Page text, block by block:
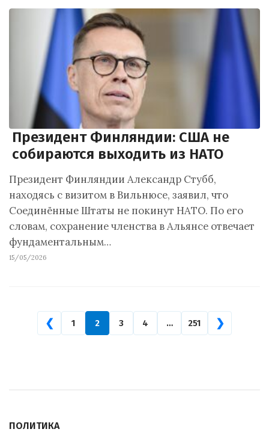
Президент Финляндии: США не
собираются выходить из НАТО
Президент Финляндии Александр Стубб,
находясь с визитом в Вильнюсе, заявил, что
Соединённые Штаты не покинут НАТО. По его
словам, сохранение членства в Альянсе отвечает
фундаментальным…
15/05/2026
❮ 1 2 3 4 … 251 ❯
ПОЛИТИКА